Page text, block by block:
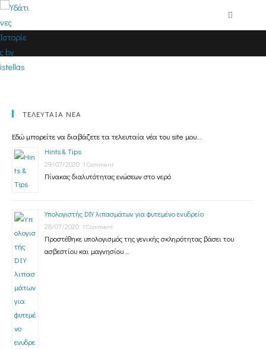
ΤΕΛΕΥΤΑΙΑ ΝΕΑ
Εδώ μπορείτε να διαβάζετε τα τελευταία νέα του site μου...
Hints & Tips
29/07/2020 1 Comment
Πίνακας διαλυτότητας ενώσεων στο νερό
Υπολογιστής DIY λιπασμάτων για φυτεμένο ενυδρείο
28/07/2020 1 Comment
Προστέθηκε υπολογισμός της γενικής σκληρότητας βάσει του
ασβεστίου και μαγνησίου …